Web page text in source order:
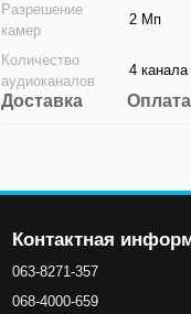
Разрешение
камер
2 Мп
Количество
аудиоканалов
4 канала
Доставка Оплата
Контактная
063-8271-357
068-4000-659